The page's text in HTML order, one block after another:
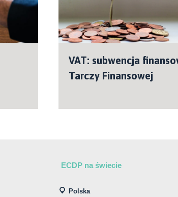
VAT: subwencja
Tarczy Finansowej
ECDP na świecie
Polska